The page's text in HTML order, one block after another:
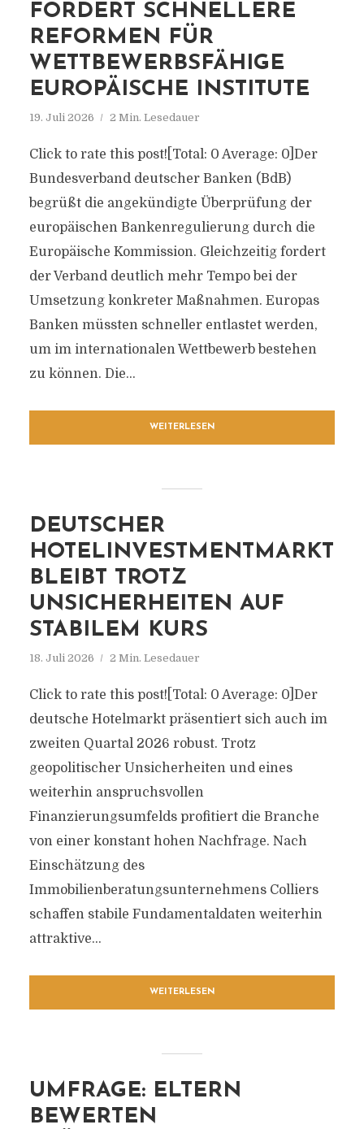
FORDERT SCHNELLERE
REFORMEN FÜR
WETTBEWERBSFÄHIGE
EUROPÄISCHE INSTITUTE
19. Juli 2026 2 Min. Lesedauer
Click to rate this post![Total: 0 Average: 0]Der
Bundesverband deutscher Banken (BdB)
begrüßt die angekündigte Überprüfung der
europäischen Bankenregulierung durch die
Europäische Kommission. Gleichzeitig fordert
der Verband deutlich mehr Tempo bei der
Umsetzung konkreter Maßnahmen. Europas
Banken müssten schneller entlastet werden,
um im internationalen Wettbewerb bestehen
zu können. Die...
WEITERLESEN
DEUTSCHER
HOTELINVESTMENTMARKT
BLEIBT TROTZ
UNSICHERHEITEN AUF
STABILEM KURS
18. Juli 2026 2 Min. Lesedauer
Click to rate this post![Total: 0 Average: 0]Der
deutsche Hotelmarkt präsentiert sich auch im
zweiten Quartal 2026 robust. Trotz
geopolitischer Unsicherheiten und eines
weiterhin anspruchsvollen
Finanzierungsumfelds profitiert die Branche
von einer konstant hohen Nachfrage. Nach
Einschätzung des
Immobilienberatungsunternehmens Colliers
schaffen stabile Fundamentaldaten weiterhin
attraktive...
WEITERLESEN
UMFRAGE: ELTERN
BEWERTEN